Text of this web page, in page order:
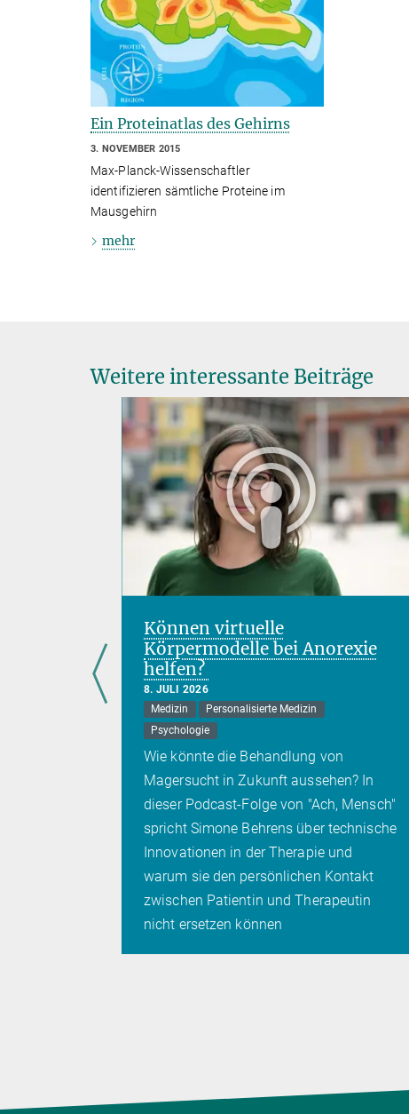
Ein Proteinatlas des Gehirns
3. NOVEMBER 2015
Max-Planck-Wissenschaftler
identifizieren sämtliche Proteine im
Mausgehirn
mehr
Weitere interessante Beiträge
Können virtuelle
Körpermodelle bei Anorexie
helfen?
8. JULI 2026
Medizin
Personalisierte Medizin
Psychologie
Wie könnte die Behandlung von
Magersucht in Zukunft aussehen? In
dieser Podcast-Folge von "Ach, Mensch"
spricht Simone Behrens über technische
Innovationen in der Therapie und
warum sie den persönlichen Kontakt
zwischen Patientin und Therapeutin
nicht ersetzen können